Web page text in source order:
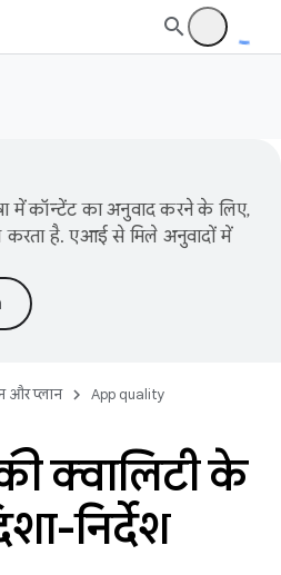
में कॉन्टेंट का अनुवाद करने के लिए,
करता है. एआई से मिले अनुवादों में
और प्लान
App quality
क्वालिटी के
निर्देश